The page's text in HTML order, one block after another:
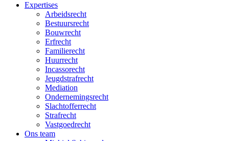
Expertises
Arbeidsrecht
Bestuursrecht
Bouwrecht
Erfrecht
Familierecht
Huurrecht
Incassorecht
Jeugdstrafrecht
Mediation
Ondernemingsrecht
Slachtofferrecht
Strafrecht
Vastgoedrecht
Ons team